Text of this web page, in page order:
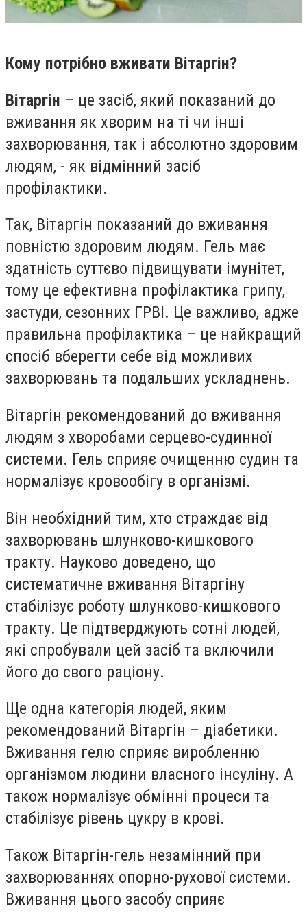
Кому потрібно вживати Вітаргін?
Вітаргін – це засіб, який показаний до
вживання як хворим на ті чи інші
захворювання, так і абсолютно здоровим
людям, - як відмінний засіб
профілактики.
Так, Вітаргін показаний до вживання
повністю здоровим людям. Гель має
здатність суттєво підвищувати імунітет,
тому це ефективна профілактика грипу,
застуди, сезонних ГРВІ. Це важливо, адже
правильна профілактика – це найкращий
спосіб вберегти себе від можливих
захворювань та подальших ускладнень.
Вітаргін рекомендований до вживання
людям з хворобами серцево-судинної
системи. Гель сприяє очищенню судин та
нормалізує кровообігу в організмі.
Він необхідний тим, хто страждає від
захворювань шлунково-кишкового
тракту. Науково доведено, що
систематичне вживання Вітаргіну
стабілізує роботу шлунково-кишкового
тракту. Це підтверджують сотні людей,
які спробували цей засіб та включили
його до свого раціону.
Ще одна категорія людей, яким
рекомендований Вітаргін – діабетики.
Вживання гелю сприяє виробленню
організмом людини власного інсуліну. А
також нормалізує обмінні процеси та
стабілізує рівень цукру в крові.
Також Вітаргін-гель незамінний при
захворюваннях опорно-рухової системи.
Вживання цього засобу сприяє